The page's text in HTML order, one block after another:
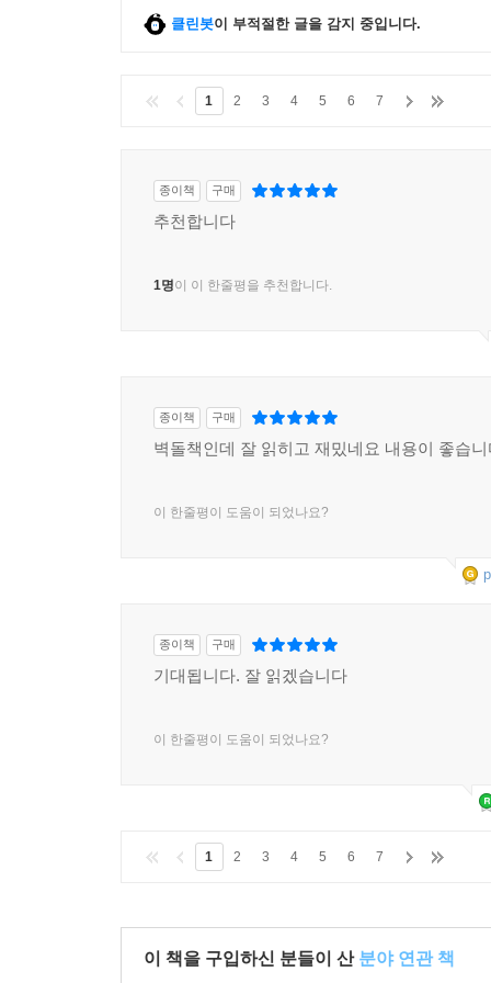
클린봇이 부적절한 글을 감지 중입니다.
1 2 3 4 5 6 7
종이책 구매
추천합니다
1명이 이 한줄평을 추천합니다.
종이책 구매
벽돌책인데 잘 읽히고 재밌네요 내용이 좋습니
이 한줄평이 도움이 되었나요?
종이책 구매
기대됩니다. 잘 읽겠습니다
이 한줄평이 도움이 되었나요?
1 2 3 4 5 6 7
이 책을 구입하신 분들이 산 분야 연관 책